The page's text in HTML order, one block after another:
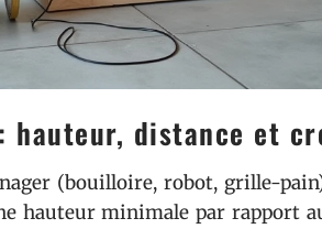
distance et
(bouilloire, robot, grille-
hauteur minimale par rapport